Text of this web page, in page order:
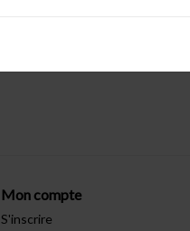
Mon compte
S'inscrire